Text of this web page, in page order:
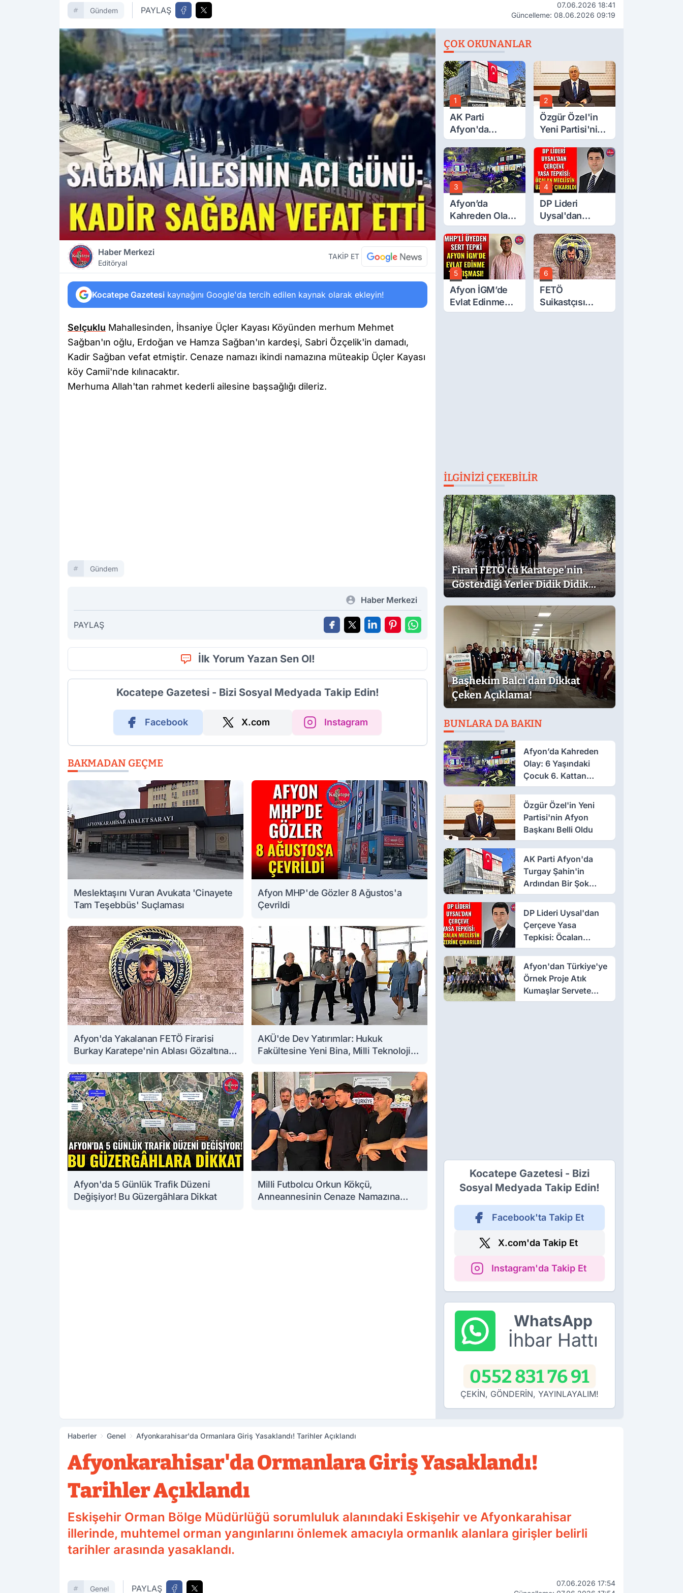
Gündem PAYLAŞ
07.06.2026 18:41
Güncelleme: 08.06.2026 09:19
Haber Merkezi
Editöryal
TAKİP ET
Kocatepe Gazetesi kaynağını Google'da tercih edilen kaynak olarak ekleyin!
Selçuklu Mahallesinden, İhsaniye Üçler Kayası Köyünden merhum Mehmet
Sağban'ın oğlu, Erdoğan ve Hamza Sağban'ın kardeşi, Sabri Özçelik'in damadı,
Kadir Sağban vefat etmiştir. Cenaze namazı ikindi namazına müteakip Üçler Kayası
köy Camii'nde kılınacaktır.
Merhuma Allah'tan rahmet kederli ailesine başsağlığı dileriz.
Gündem
Haber Merkezi
PAYLAŞ
İlk Yorum Yazan Sen Ol!
Kocatepe Gazetesi - Bizi Sosyal Medyada Takip Edin!
Facebook X.com Instagram
BAKMADAN GEÇME
Meslektaşını Vuran Avukata 'Cinayete
Tam Teşebbüs' Suçlaması
Afyon MHP'de Gözler 8 Ağustos'a
Çevrildi
Afyon'da Yakalanan FETÖ Firarisi
Burkay Karatepe'nin Ablası Gözaltına
AKÜ'de Dev Yatırımlar: Hukuk
Fakültesine Yeni Bina, Milli Teknoloji
Afyon'da 5 Günlük Trafik Düzeni
Değişiyor! Bu Güzergâhlara Dikkat
Milli Futbolcu Orkun Kökçü,
Anneannesinin Cenaze Namazına
ÇOK OKUNANLAR
1
AK Parti
Afyon'da
Turgay Şahin'in
Ardından Bir
Şok Daha!
2
Özgür Özel'in
Yeni Partisi'nin
Afyon Başkanı
Belli Oldu
3
Afyon’da
Kahreden Olay:
6 Yaşındaki
Çocuk 6. Kattan
Düştü
4
DP Lideri
Uysal'dan
Çerçeve Yasa
Tepkisi: Öcalan
Meclis'in
Üzerine Çıkarıldı
5
Afyon İGM’de
Evlat Edinme
Tartışması!
6
FETÖ
Suikastçısı
Burkay
İLGINIZI ÇEKEBILIR
Firari FETÖ'cü Karatepe'nin
Gösterdiği Yerler Didik Didik
Aranıyor
Başhekim Balcı'dan Dikkat
Çeken Açıklama!
BUNLARA DA BAKIN
Afyon’da Kahreden
Olay: 6 Yaşındaki
Çocuk 6. Kattan
Düştü
Özgür Özel'in Yeni
Partisi'nin Afyon
Başkanı Belli Oldu
AK Parti Afyon'da
Turgay Şahin'in
Ardından Bir Şok
Daha!
DP Lideri Uysal'dan
Çerçeve Yasa
Tepkisi: Öcalan
Meclis'in Üzerine
Çıkarıldı
Afyon'dan Türkiye'ye
Örnek Proje Atık
Kumaşlar Servete
Dönüştü!
Kocatepe Gazetesi - Bizi
Sosyal Medyada Takip Edin!
Facebook'ta Takip Et
X.com'da Takip Et
Instagram'da Takip Et
WhatsApp
İhbar Hattı
0552 831 76 91
ÇEKİN, GÖNDERİN, YAYINLAYALIM!
Haberler Genel Afyonkarahisar'da Ormanlara Giriş Yasaklandı! Tarihler Açıklandı
Afyonkarahisar'da Ormanlara Giriş Yasaklandı!
Tarihler Açıklandı
Eskişehir Orman Bölge Müdürlüğü sorumluluk alanındaki Eskişehir ve Afyonkarahisar
illerinde, muhtemel orman yangınlarını önlemek amacıyla ormanlık alanlara girişler belirli
tarihler arasında yasaklandı.
Genel PAYLAŞ
07.06.2026 17:54